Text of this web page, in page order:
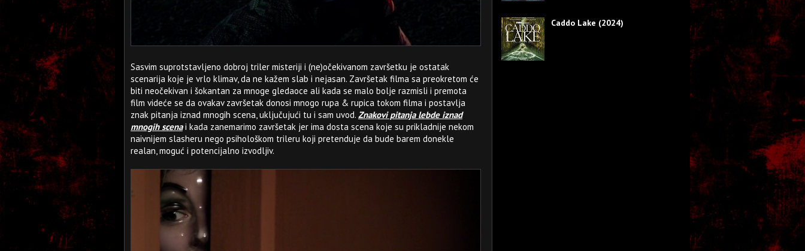
Sasvim suprotstavljeno dobroj triler misteriji i (ne)očekivanom završetku je ostatak
scenarija koje je vrlo klimav, da ne kažem slab i nejasan. Završetak filma sa preokretom će
biti neočekivan i šokantan za mnoge gledaoce ali kada se malo bolje razmisli i premota
film videće se da ovakav završetak donosi mnogo rupa & rupica tokom filma i postavlja
znak pitanja iznad mnogih scena, uključujući tu i sam uvod. Znakovi pitanja lebde iznad
mnogih scenai kada zanemarimo završetak jer ima dosta scena koje su prikladnije nekom
naivnijem slasheru nego psihološkom trileru koji pretenduje da bude barem donekle
realan, moguć i potencijalno izvodljiv.
Caddo Lake (2024)